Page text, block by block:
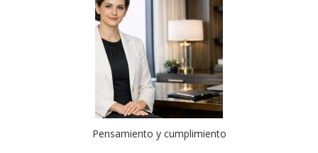
Pensamiento y cumplimiento